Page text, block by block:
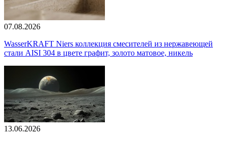
07.08.2026
WasserKRAFT Niers коллекция смесителей из нержавеющей
стали AISI 304 в цвете графит, золото матовое, никель
13.06.2026